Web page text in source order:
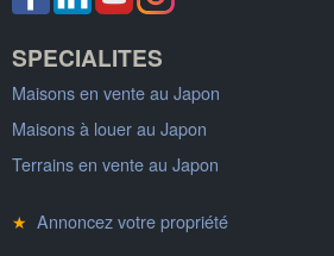
SPECIALITES
Maisons en vente au Japon
Maisons à louer au Japon
Terrains en vente au Japon
★ Annoncez votre propriété